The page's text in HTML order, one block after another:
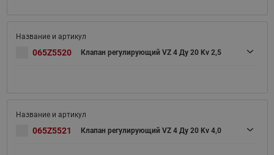
065Z5520 Клапан регулирующий VZ 4 Ду 20 Kv 2,5
065Z5521 Клапан регулирующий VZ 4 Ду 20 Kv 4,0